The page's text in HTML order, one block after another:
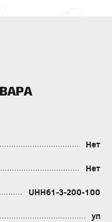
Нет
Нет
UHH61-3-200-100
уп